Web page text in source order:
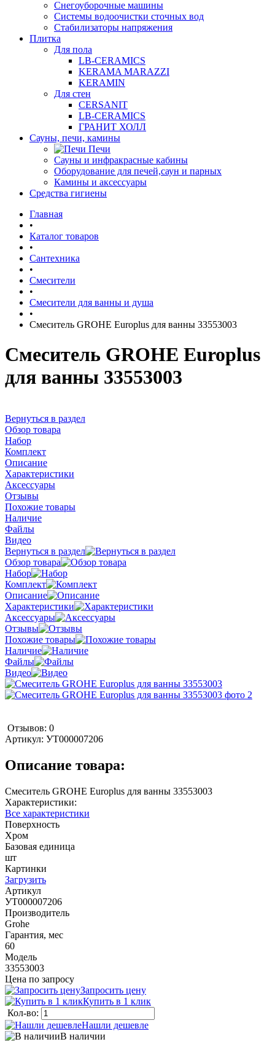
Снегоуборочные машины
Системы водоочистки сточных вод
Стабилизаторы напряжения
Плитка
Для пола
LB-CERAMICS
KERAMA MARAZZI
KERAMIN
Для стен
CERSANIT
LB-CERAMICS
ГРАНИТ ХОЛЛ
Сауны, печи, камины
Печи
Сауны и инфракрасные кабины
Оборудование для печей,саун и парных
Камины и аксессуары
Средства гигиены
Главная
•
Каталог товаров
•
Сантехника
•
Смесители
•
Смесители для ванны и душа
•
Смеситель GROHE Europlus для ванны 33553003
Смеситель GROHE Europlus
для ванны 33553003
Вернуться в раздел
Обзор товара
Набор
Комплект
Описание
Характеристики
Аксессуары
Отзывы
Похожие товары
Наличие
Файлы
Видео
Вернуться в раздел
Обзор товара
Набор
Комплект
Описание
Характеристики
Аксессуары
Отзывы
Похожие товары
Наличие
Файлы
Видео
Отзывов: 0
Артикул: УТ000007206
Описание товара:
Смеситель GROHE Europlus для ванны 33553003
Характеристики:
Все характеристики
Поверхность
Хром
Базовая единица
шт
Картинки
Загрузить
Артикул
УТ000007206
Производитель
Grohe
Гарантия, мес
60
Модель
33553003
Цена по запросу
Запросить цену
Купить в 1 клик
Кол-во:
Нашли дешевле
В наличии